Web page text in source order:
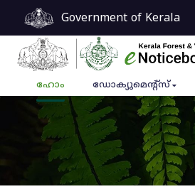
Government of Kerala
ഹോം ഡോക്യുമെൻ്റ്സ്